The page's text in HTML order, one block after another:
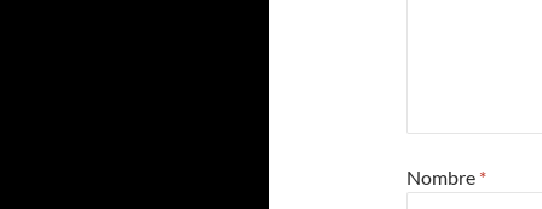
Nombre *